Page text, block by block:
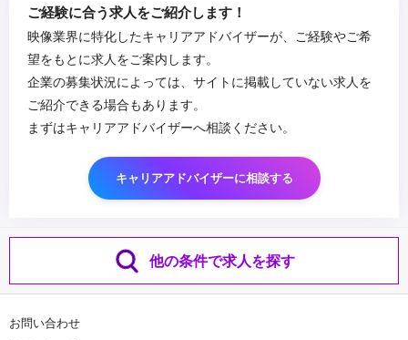
ご経験に合う求人をご紹介します！
映像業界に特化したキャリアアドバイザーが、ご経験やご希
望をもとに求人をご案内します。
企業の募集状況によっては、サイトに掲載していない求人を
ご紹介できる場合もあります。
まずはキャリアアドバイザーへ相談ください。
キャリアアドバイザーに相談する
他の条件で求人を探す
お問い合わせ